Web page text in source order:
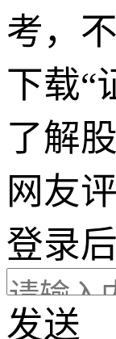
考，
下载“
了解
网友
登录
发送